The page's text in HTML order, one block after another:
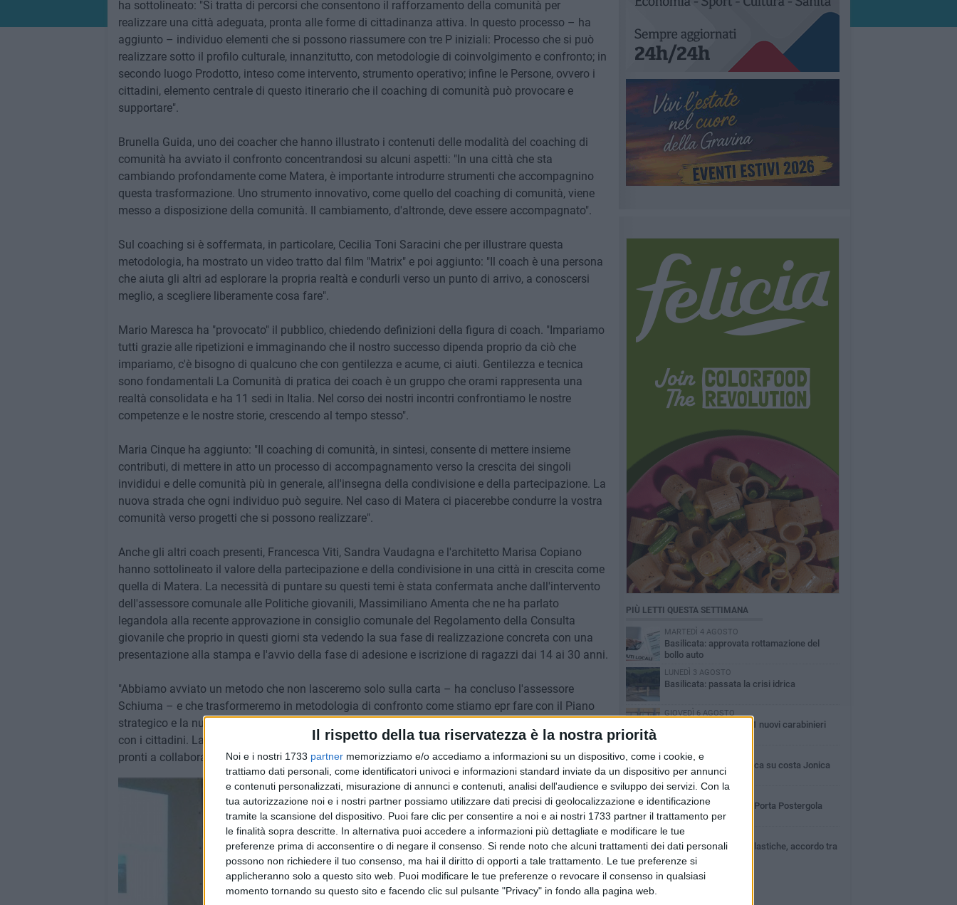
Il rispetto della tua riservatezza è la nostra priorità
Noi e i nostri 1733 partner memorizziamo e/o accediamo a informazioni su un dispositivo, come i cookie, e
trattiamo dati personali, come identificatori univoci e informazioni standard inviate da un dispositivo per annunci
e contenuti personalizzati, misurazione di annunci e contenuti, analisi dell'audience e sviluppo dei servizi. Con la
tua autorizzazione noi e i nostri partner possiamo utilizzare dati precisi di geolocalizzazione e identificazione
tramite la scansione del dispositivo. Puoi fare clic per consentire a noi e ai nostri 1733 partner il trattamento per
le finalità sopra descritte. In alternativa puoi accedere a informazioni più dettagliate e modificare le tue
preferenze prima di acconsentire o di negare il consenso. Si rende noto che alcuni trattamenti dei dati personali
possono non richiedere il tuo consenso, ma hai il diritto di opporti a tale trattamento. Le tue preferenze si
applicheranno solo a questo sito web. Puoi modificare le tue preferenze o revocare il consenso in qualsiasi
momento tornando su questo sito e facendo clic sul pulsante "Privacy" in fondo alla pagina web.
ha sottolineato: "Si tratta di percorsi che consentono il rafforzamento della comunità per
realizzare una città adeguata, pronta alle forme di cittadinanza attiva. In questo processo – ha
aggiunto – individuo elementi che si possono riassumere con tre P iniziali: Processo che si può
realizzare sotto il profilo culturale, innanzitutto, con metodologie di coinvolgimento e confronto; in
secondo luogo Prodotto, inteso come intervento, strumento operativo; infine le Persone, ovvero i
cittadini, elemento centrale di questo itinerario che il coaching di comunità può provocare e
supportare".
Brunella Guida, uno dei coacher che hanno illustrato i contenuti delle modalità del coaching di
comunità ha avviato il confronto concentrandosi su alcuni aspetti: "In una città che sta
cambiando profondamente come Matera, è importante introdurre strumenti che accompagnino
questa trasformazione. Uno strumento innovativo, come quello del coaching di comunità, viene
messo a disposizione della comunità. Il cambiamento, d'altronde, deve essere accompagnato".
Sul coaching si è soffermata, in particolare, Cecilia Toni Saracini che per illustrare questa
metodologia, ha mostrato un video tratto dal film "Matrix" e poi aggiunto: "Il coach è una persona
che aiuta gli altri ad esplorare la propria realtà e condurli verso un punto di arrivo, a conoscersi
meglio, a scegliere liberamente cosa fare".
Mario Maresca ha "provocato" il pubblico, chiedendo definizioni della figura di coach. "Impariamo
tutti grazie alle ripetizioni e immaginando che il nostro successo dipenda proprio da ciò che
impariamo, c'è bisogno di qualcuno che con gentilezza e acume, ci aiuti. Gentilezza e tecnica
sono fondamentali La Comunità di pratica dei coach è un gruppo che orami rappresenta una
realtà consolidata e ha 11 sedi in Italia. Nel corso dei nostri incontri confrontiamo le nostre
competenze e le nostre storie, crescendo al tempo stesso".
Maria Cinque ha aggiunto: "Il coaching di comunità, in sintesi, consente di mettere insieme
contributi, di mettere in atto un processo di accompagnamento verso la crescita dei singoli
invididui e delle comunità più in generale, all'insegna della condivisione e della partecipazione. La
nuova strada che ogni individuo può seguire. Nel caso di Matera ci piacerebbe condurre la vostra
comunità verso progetti che si possono realizzare".
Anche gli altri coach presenti, Francesca Viti, Sandra Vaudagna e l'architetto Marisa Copiano
hanno sottolineato il valore della partecipazione e della condivisione in una città in crescita come
quella di Matera. La necessità di puntare su questi temi è stata confermata anche dall'intervento
dell'assessore comunale alle Politiche giovanili, Massimiliano Amenta che ne ha parlato
legandola alla recente approvazione in consiglio comunale del Regolamento della Consulta
giovanile che proprio in questi giorni sta vedendo la sua fase di realizzazione concreta con una
presentazione alla stampa e l'avvio della fase di adesione e iscrizione di ragazzi dai 14 ai 30 anni.
"Abbiamo avviato un metodo che non lasceremo solo sulla carta – ha concluso l'assessore
Schiuma – e che trasformeremo in metodologia di confronto come stiamo epr fare con il Piano
strategico e la nuova piattaforma informatica del Comune su cui ci confronteremo in questi giorni
con i cittadini. La strada, secondo noi, è quella giusta e i cittadini hanno dimostrato che sono
pronti a collaborare con le istituzioni in modo consapevole e costruttivo".
PIÙ LETTI QUESTA SETTIMANA
MARTEDÌ 4 AGOSTO
Basilicata: approvata rottamazione del
bollo auto
LUNEDÌ 3 AGOSTO
Basilicata: passata la crisi idrica
GIOVEDÌ 6 AGOSTO
In Basilicata arrivati 61 nuovi carabinieri
LUNEDÌ 3 AGOSTO
Guardia medica turistica su costa Jonica
Un milione di euro per Porta Postergola
MERCOLEDÌ 5 AGOSTO
Uso delle palestre scolastiche, accordo tra
Comune e Provincia